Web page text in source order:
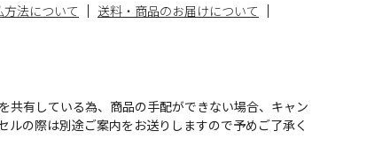
方法について
送料・商品のお届けについて
共有している為、商品の手配ができない場合、キャン
ルの際は別途ご案内をお送りしますので予めご了承く